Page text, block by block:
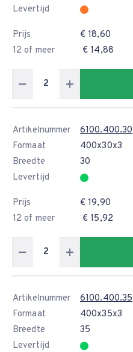
Levertijd
Prijs
€ 18,60
12 of meer
€ 14,88
Artikelnummer
6100.400.30
Formaat
400x30x3
Breedte
30
Levertijd
Prijs
€ 19,90
12 of meer
€ 15,92
Artikelnummer
6100.400.35
Formaat
400x35x3
Breedte
35
Levertijd